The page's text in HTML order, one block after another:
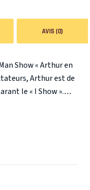
AVIS (0)
Show « Arthur en
Arthur est de
le « I Show ».
au
plus cynique, plus
jamais, il analyse
détails